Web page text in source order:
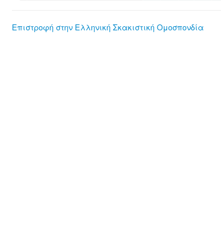
Επιστροφή στην Ελληνική Σκακιστική Ομοσπονδία